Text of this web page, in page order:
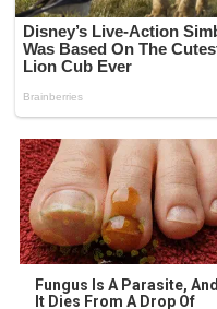
Fungus Is A Parasite, And
It Dies From A Drop Of